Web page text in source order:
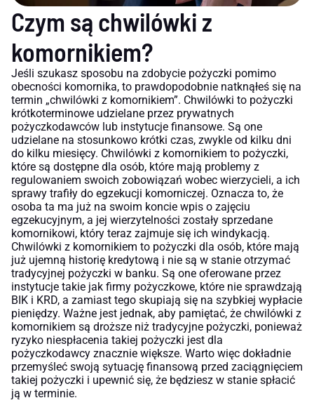
Czym są chwilówki z
komornikiem?
Jeśli szukasz sposobu na zdobycie pożyczki pomimo
obecności komornika, to prawdopodobnie natknąłeś się na
termin „chwilówki z komornikiem”. Chwilówki to pożyczki
krótkoterminowe udzielane przez prywatnych
pożyczkodawców lub instytucje finansowe. Są one
udzielane na stosunkowo krótki czas, zwykle od kilku dni
do kilku miesięcy. Chwilówki z komornikiem to pożyczki,
które są dostępne dla osób, które mają problemy z
regulowaniem swoich zobowiązań wobec wierzycieli, a ich
sprawy trafiły do egzekucji komorniczej. Oznacza to, że
osoba ta ma już na swoim koncie wpis o zajęciu
egzekucyjnym, a jej wierzytelności zostały sprzedane
komornikowi, który teraz zajmuje się ich windykacją.
Chwilówki z komornikiem to pożyczki dla osób, które mają
już ujemną historię kredytową i nie są w stanie otrzymać
tradycyjnej pożyczki w banku. Są one oferowane przez
instytucje takie jak firmy pożyczkowe, które nie sprawdzają
BIK i KRD, a zamiast tego skupiają się na szybkiej wypłacie
pieniędzy. Ważne jest jednak, aby pamiętać, że chwilówki z
komornikiem są droższe niż tradycyjne pożyczki, ponieważ
ryzyko niespłacenia takiej pożyczki jest dla
pożyczkodawcy znacznie większe. Warto więc dokładnie
przemyśleć swoją sytuację finansową przed zaciągnięciem
takiej pożyczki i upewnić się, że będziesz w stanie spłacić
ją w terminie.